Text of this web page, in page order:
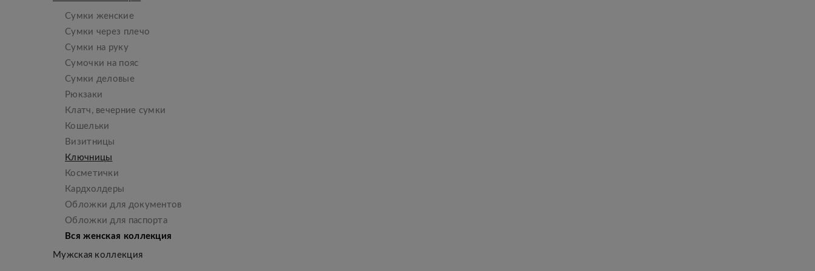
Сумки женские
Сумки через плечо
Сумки на руку
Сумочки на пояс
Сумки деловые
Рюкзаки
Клатч, вечерние сумки
Кошельки
Визитницы
Ключницы
Косметички
Кардхолдеры
Обложки для документов
Обложки для паспорта
Вся женская коллекция
Мужская коллекция